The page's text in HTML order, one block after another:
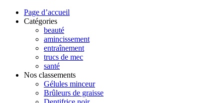
Page d’accueil
Catégories
beauté
amincissement
entraînement
trucs de mec
santé
Nos classements
Gélules minceur
Brûleurs de graisse